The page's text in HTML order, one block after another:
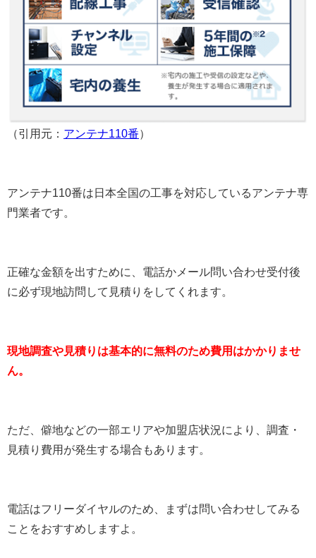
（引用元： アンテナ110番）
アンテナ110番は日本全国の工事を対応しているアンテナ専
門業者です。
正確な金額を出すために、電話かメール問い合わせ受付後
に必ず現地訪問して見積りをしてくれます。
現地調査や見積りは基本的に無料のため費用はかかりませ
ん。
ただ、僻地などの一部エリアや加盟店状況により、調査・
見積り費用が発生する場合もあります。
電話はフリーダイヤルのため、まずは問い合わせしてみる
ことをおすすめしますよ。